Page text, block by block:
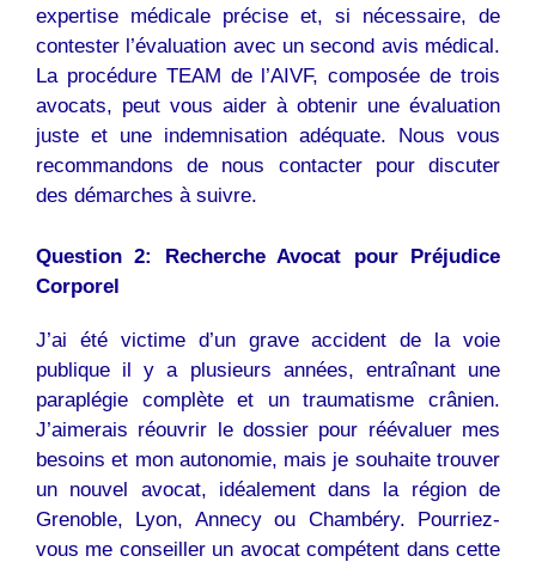
expertise médicale précise et, si nécessaire, de
contester l’évaluation avec un second avis médical.
La procédure TEAM de l’AIVF, composée de trois
avocats, peut vous aider à obtenir une évaluation
juste et une indemnisation adéquate. Nous vous
recommandons de nous contacter pour discuter
des démarches à suivre.
Question 2: Recherche Avocat pour Préjudice
Corporel
J’ai été victime d’un grave accident de la voie
publique il y a plusieurs années, entraînant une
paraplégie complète et un traumatisme crânien.
J’aimerais réouvrir le dossier pour réévaluer mes
besoins et mon autonomie, mais je souhaite trouver
un nouvel avocat, idéalement dans la région de
Grenoble, Lyon, Annecy ou Chambéry. Pourriez-
vous me conseiller un avocat compétent dans cette